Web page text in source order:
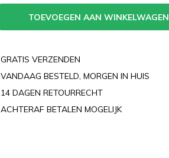
TOEVOEGEN AAN WINKELWAGEN
GRATIS VERZENDEN
VANDAAG BESTELD, MORGEN IN HUIS
14 DAGEN RETOURRECHT
ACHTERAF BETALEN MOGELIJK